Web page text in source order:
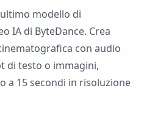
modello di
IA di ByteDance. Crea
con audio
di testo o immagini,
a 15 secondi in risoluzione